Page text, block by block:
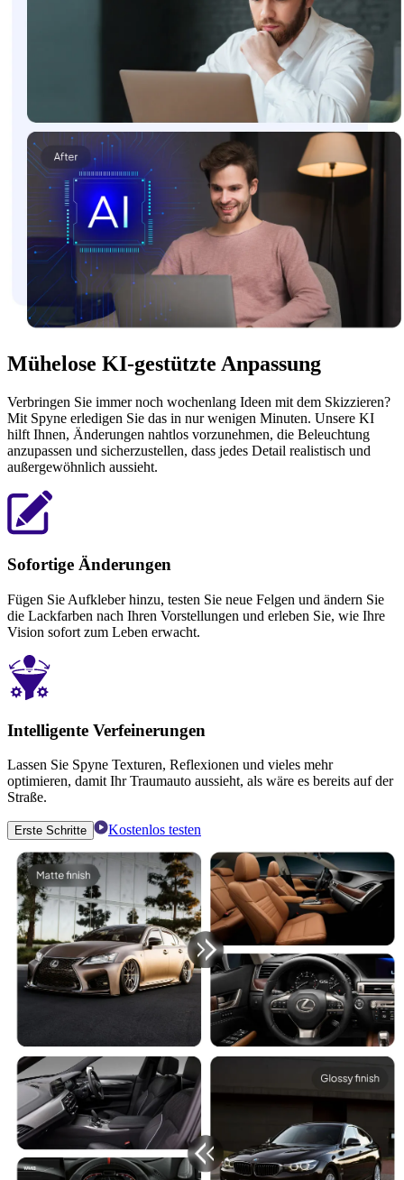
Mühelose KI-gestützte Anpassung
Verbringen Sie immer noch wochenlang Ideen mit dem Skizzieren?
Mit Spyne erledigen Sie das in nur wenigen Minuten. Unsere KI
hilft Ihnen, Änderungen nahtlos vorzunehmen, die Beleuchtung
anzupassen und sicherzustellen, dass jedes Detail realistisch und
außergewöhnlich aussieht.
Sofortige Änderungen
Fügen Sie Aufkleber hinzu, testen Sie neue Felgen und ändern Sie
die Lackfarben nach Ihren Vorstellungen und erleben Sie, wie Ihre
Vision sofort zum Leben erwacht.
Intelligente Verfeinerungen
Lassen Sie Spyne Texturen, Reflexionen und vieles mehr
optimieren, damit Ihr Traumauto aussieht, als wäre es bereits auf der
Straße.
Erste Schritte Kostenlos testen